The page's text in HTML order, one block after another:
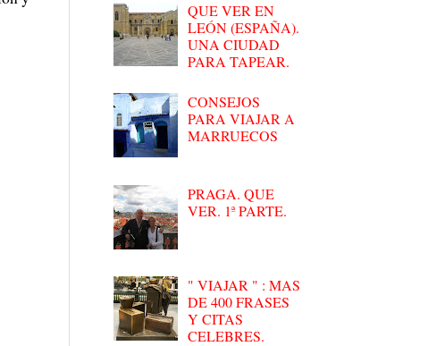
QUE VER EN
LEÓN (ESPAÑA).
UNA CIUDAD
PARA TAPEAR.
CONSEJOS
PARA VIAJAR A
MARRUECOS
PRAGA. QUE
VER. 1ª PARTE.
" VIAJAR " : MAS
DE 400 FRASES
Y CITAS
CELEBRES.